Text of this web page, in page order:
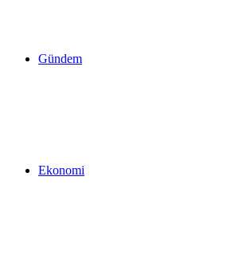
Gündem
Ekonomi